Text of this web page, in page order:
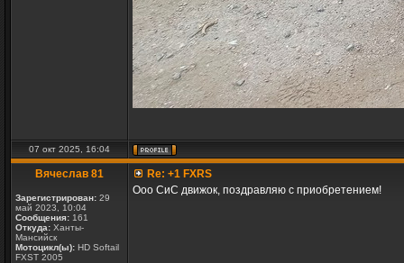
07 окт 2025, 16:04
Вячеслав 81
Зарегистрирован: 29
май 2023, 10:04
Сообщения: 161
Откуда: Ханты-
Мансийск
Мотоцикл(ы): HD Softail
FXST 2005
Re: +1 FXRS
Ооо СиС движок, поздравляю с приобретением!